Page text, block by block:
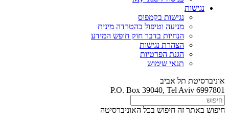
נגישות
נגישות בקמפוס
מניעה וטיפול בהטרדה מינית
הנחיות בדבר חוק חופש המידע
הצהרת נגישות
הגנת הפרטיות
תנאי שימוש
אוניברסיטת תל אביב
P.O. Box 39040, Tel Aviv 6997801
חיפוש באתר זה חיפוש בכל האוניברסיטה